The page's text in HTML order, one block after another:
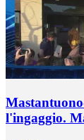
l'ingaggio.